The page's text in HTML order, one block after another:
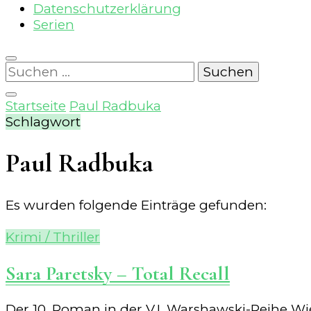
Datenschutzerklärung
Serien
Suchen
nach:
Startseite Paul Radbuka
Schlagwort
Paul Radbuka
Es wurden folgende Einträge gefunden:
Krimi / Thriller
Sara Paretsky – Total Recall